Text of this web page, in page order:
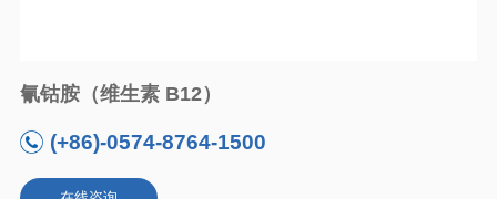
氰钴胺（维生素 B12）
(+86)-0574-8764-1500